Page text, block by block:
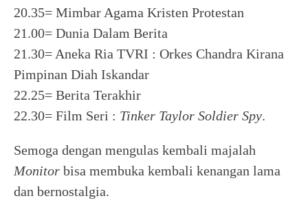
20.35= Mimbar Agama Kristen Protestan
21.00= Dunia Dalam Berita
21.30= Aneka Ria TVRI : Orkes Chandra Kirana
Pimpinan Diah Iskandar
22.25= Berita Terakhir
22.30= Film Seri : Tinker Taylor Soldier Spy.
Semoga dengan mengulas kembali majalah
Monitor bisa membuka kembali kenangan lama
dan bernostalgia.